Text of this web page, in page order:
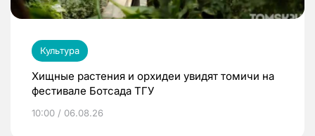
Культура
Хищные растения и орхидеи увидят томичи на
фестивале Ботсада ТГУ
10:00 / 06.08.26